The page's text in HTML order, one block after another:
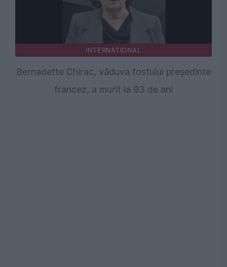
INTERNATIONAL
Bernadette Chirac, văduva fostului președinte
francez, a murit la 93 de ani